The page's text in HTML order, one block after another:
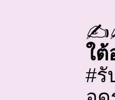
ใต้
#รั